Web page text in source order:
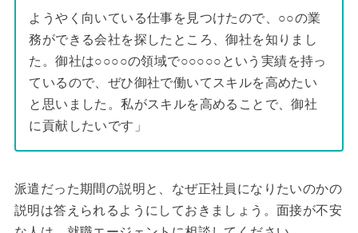
ようやく向いている仕事を見つけたので、○○の業
務ができる会社を探したところ、御社を知りまし
た。御社は○○○○の領域で○○○○○という実績を持っ
ているので、ぜひ御社で働いてスキルを高めたい
と思いました。私がスキルを高めることで、御社
に貢献したいです」
派遣だった期間の説明と、なぜ正社員になりたいのかの
説明は答えられるようにしておきましょう。面接が不安